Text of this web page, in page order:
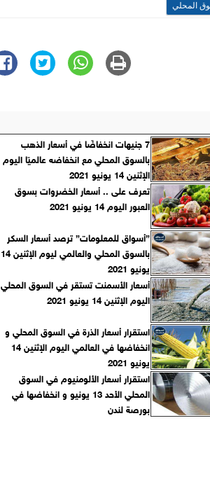
المحلي
7 جنيهات انخفاضًا في أسعار الذهب
بالسوق المحلي مع انخفاضه عالميًا اليوم
الإثنين 14 يونيو 2021
تعرف على .. أسعار الخضروات بسوق
العبور اليوم 14 يونيو 2021
”أسواق للمعلومات” ترصد أسعار السكر
بالسوق المحلي والعالمي ليوم الإثنين 14
يونيو 2021
أسعار الأسمنت تستقر في السوق المحلي
اليوم الإثنين 14 يونيو 2021
استقرار أسعار الذرة في السوق المحلي و
انخفاضها في العالمي اليوم الإثنين 14
يونيو 2021
استقرار أسعار الألومنيوم في السوق
المحلي الأحد 13 يونيو و انخفاضها في
بورصة لندن